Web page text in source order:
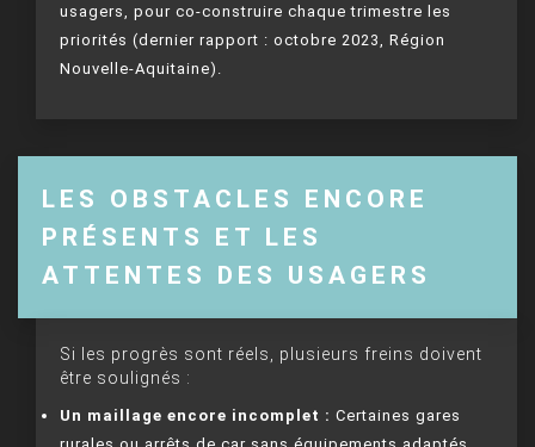
usagers, pour co-construire chaque trimestre les
priorités (dernier rapport : octobre 2023, Région
Nouvelle-Aquitaine).
LES OBSTACLES ENCORE
PRÉSENTS ET LES
ATTENTES DES USAGERS
Si les progrès sont réels, plusieurs freins doivent
être soulignés :
Un maillage encore incomplet : Certaines gares